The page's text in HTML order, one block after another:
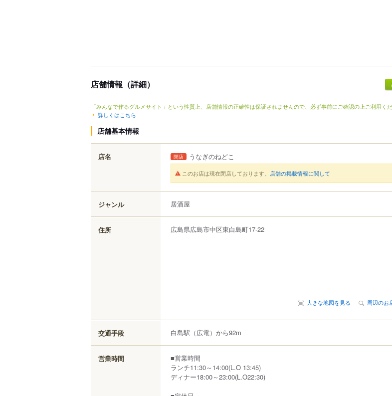
店舗情報（詳細）
「みんなで作るグルメサイト」という性質上、店舗情報の正確性は保証されませんので、必ず事前にご確認の上ご利用くだ
詳しくはこちら
店舗基本情報
店名 閉店 うなぎのねどこ
このお店は現在閉店しております。 店舗の掲載情報に関して
ジャンル 居酒屋
住所 広島県広島市中区東白島町17-22
大きな地図を見る 周辺のお
交通手段 白島駅（広電）から92m
営業時間
■営業時間
ランチ11:30～14:00(L.O 13:45)
ディナー18:00～23:00(L.O22:30)